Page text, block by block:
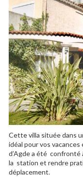
Cette villa située dans
idéal pour vos
d’Agde a été confronté
la station et rendre
déplacement.